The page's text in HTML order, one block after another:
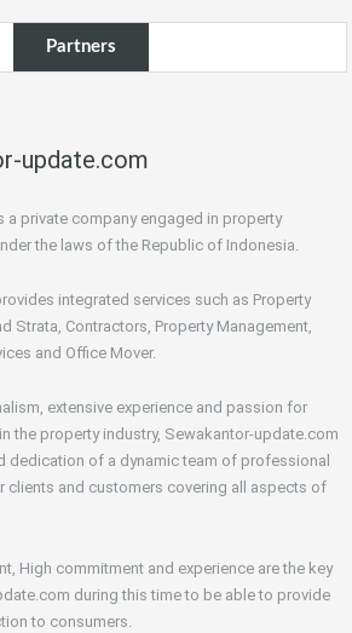
Partners
update.com
a private company engaged in property
the laws of the Republic of Indonesia.
integrated services such as Property
Strata, Contractors, Property Management,
and Office Mover.
extensive experience and passion for
the property industry, Sewakantor-update.com
dedication of a dynamic team of professional
clients and customers covering all aspects of
High commitment and experience are the key
during this time to be able to provide
to consumers.